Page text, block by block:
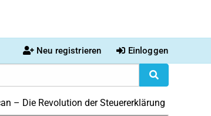
Neu registrieren Einloggen
– Die Revolution der Steuererklärung